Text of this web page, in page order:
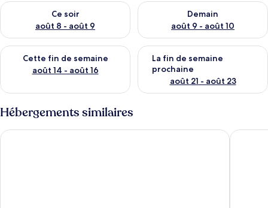
Ce soir
août 8 - août 9
Vérifier la disponibilité pour ce soir août 8 - août 9
Demain
août 9 - août 10
Vérifier la disponibilité pour
Cette fin de semaine
août 14 - août 16
Vérifier la disponibilité pour cette fin de semaine août 14 -
La fin de semaine
prochaine
août 21 - août 23
Vérifier la disponibilité pour
Hébergements similaires
Hotel Saratoga Hotel